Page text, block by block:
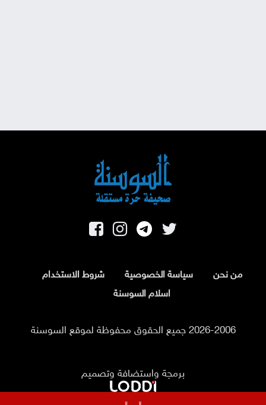
من نحن سياسة الخصوصية
شروط الاستخدام
اسلام السوسنة
2026-2006 جميع الحقوق محفوظة لموقع السوسنة
برمجة واستضافة وتصميم